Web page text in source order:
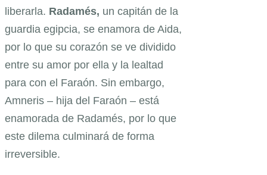
liberarla. Radamés, un capitán de la
guardia egipcia, se enamora de Aida,
por lo que su corazón se ve dividido
entre su amor por ella y la lealtad
para con el Faraón. Sin embargo,
Amneris – hija del Faraón – está
enamorada de Radamés, por lo que
este dilema culminará de forma
irreversible.